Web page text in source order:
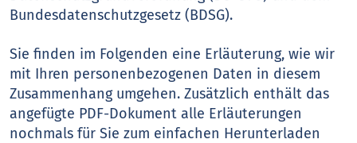
Bundesdatenschutzgesetz (BDSG).
Sie finden im Folgenden eine Erläuterung, wie wir
mit Ihren personenbezogenen Daten in diesem
Zusammenhang umgehen. Zusätzlich enthält das
angefügte PDF-Dokument alle Erläuterungen
nochmals für Sie zum einfachen Herunterladen